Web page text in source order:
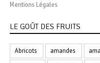
Mentions Légales
LE GOÛT DES FRUITS
Abricots amandes